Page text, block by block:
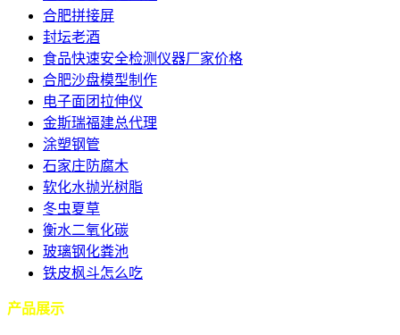
合肥拼接屏
封坛老酒
食品快速安全检测仪器厂家价格
合肥沙盘模型制作
电子面团拉伸仪
金斯瑞福建总代理
涂塑钢管
石家庄防腐木
软化水抛光树脂
冬虫夏草
衡水二氧化碳
玻璃钢化粪池
铁皮枫斗怎么吃
产品展示